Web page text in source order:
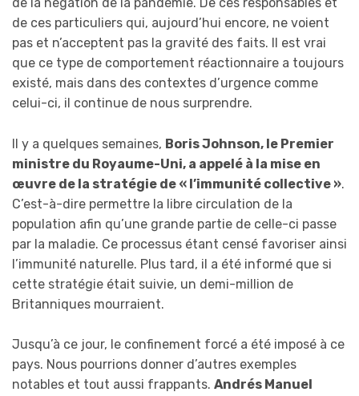
de ces particuliers qui, aujourd’hui encore, ne voient
pas et n’acceptent pas la gravité des faits. Il est vrai
que ce type de comportement réactionnaire a toujours
existé, mais dans des contextes d’urgence comme
celui-ci, il continue de nous surprendre.
Il y a quelques semaines, Boris Johnson, le Premier
ministre du Royaume-Uni, a appelé à la mise en
œuvre de la stratégie de « l’immunité collective ».
C’est-à-dire permettre la libre circulation de la
population afin qu’une grande partie de celle-ci passe
par la maladie. Ce processus étant censé favoriser ainsi
l’immunité naturelle. Plus tard, il a été informé que si
cette stratégie était suivie, un demi-million de
Britanniques mourraient.
Jusqu’à ce jour, le confinement forcé a été imposé à ce
pays. Nous pourrions donner d’autres exemples
notables et tout aussi frappants. Andrés Manuel